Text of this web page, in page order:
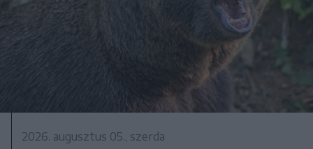
2026. augusztus 05., szerda